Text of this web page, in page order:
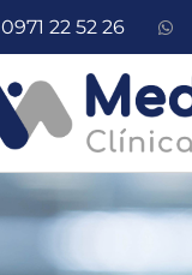
0971 22 52 26